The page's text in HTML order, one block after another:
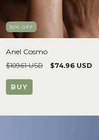
32% OFF
Anel Cosmo
$109.61 USD $74.96 USD
BUY